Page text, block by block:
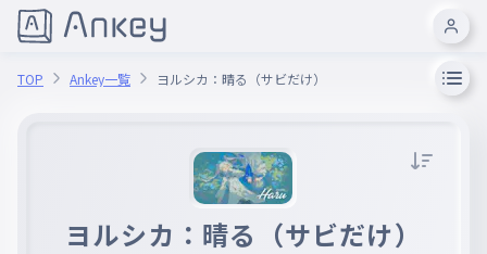
TOP Ankey一覧 ヨルシカ：晴る（サビだけ）
ヨルシカ：晴る（サビだけ）